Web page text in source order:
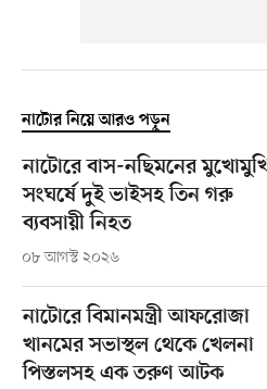
নাটোর নিয়ে আরও পড়ুন
নাটোরে বাস-নছিমনের
সংঘর্ষে দুই ভাইসহ তিন গরু
ব্যবসায়ী নিহত
০৮ আগস্ট ২০২৬
নাটোরে বিমানমন্ত্রী আফরোজা
খানমের সভাস্থল থেকে খেলনা
পিস্তলসহ এক তরুণ আটক